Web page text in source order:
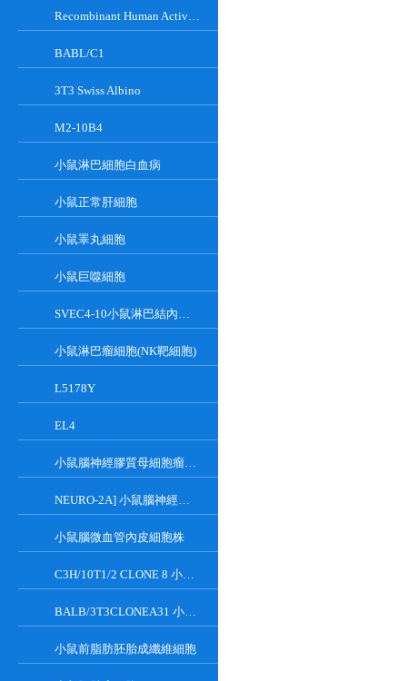
Recombinant Human Active Focal Adhesion Kinase
BABL/C1
3T3 Swiss Albino
M2-10B4
小鼠淋巴細胞白血病
小鼠正常肝細胞
小鼠睪丸細胞
小鼠巨噬細胞
SVEC4-10小鼠淋巴結內皮細胞
小鼠淋巴瘤細胞(NK靶細胞)
L5178Y
EL4
小鼠腦神經膠質母細胞瘤瘤株
NEURO-2A] 小鼠腦神經瘤細胞
小鼠腦微血管內皮細胞株
C3H/10T1/2 CLONE 8 小鼠胚胎成纖維細胞系
BALB/3T3CLONEA31 小鼠胚胎成纖維細胞
小鼠前脂肪胚胎成纖維細胞